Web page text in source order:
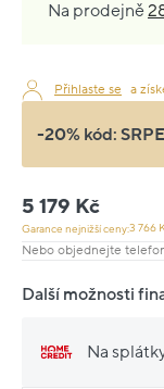
Na prodejně
Přihlaste se a
-20% kód:
5 179 Kč
Garance nejnižší ceny:3 766
Nebo objednejte
Další možnosti
Na